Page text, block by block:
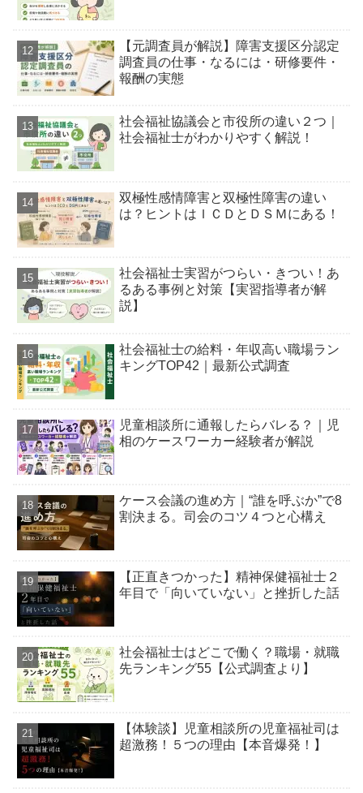
【元調査員が解説】障害支援区分認定
調査員の仕事・なるには・研修要件・
報酬の実態
社会福祉協議会と市役所の違い２つ｜
社会福祉士がわかりやすく解説！
双極性感情障害と双極性障害の違い
は？ヒントはＩＣＤとＤＳＭにある！
社会福祉士実習がつらい・きつい！あ
るある事例と対策【実習指導者が解
説】
社会福祉士の給料・年収高い職場ラン
キングTOP42｜最新公式調査
児童相談所に通報したらバレる？｜児
相のケースワーカー経験者が解説
ケース会議の進め方｜“誰を呼ぶか”で8
割決まる。司会のコツ４つと心構え
【正直きつかった】精神保健福祉士２
年目で「向いていない」と挫折した話
社会福祉士はどこで働く？職場・就職
先ランキング55【公式調査より】
【体験談】児童相談所の児童福祉司は
超激務！５つの理由【本音爆発！】